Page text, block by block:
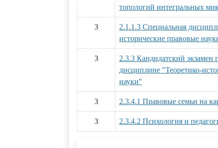
топологий интегральных
3
2.1.1.3 Специальная
исторические правовые
3
2.3.3 Кандидатский экзамен
дисциплине "Теоретико-
науки"
3 2.3.4.1 Правовые семьи на
3 2.3.4.2 Психология и